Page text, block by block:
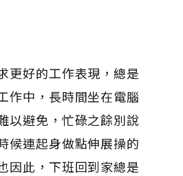
更好的工作表現，總是
作中，長時間坐在電腦
以避免，忙碌之餘別說
候連起身做點伸展操的
因此，下班回到家總是